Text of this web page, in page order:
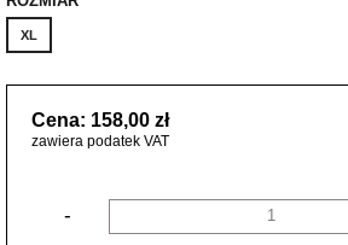
XL
Cena: 158,00 zł
zawiera podatek VAT
-